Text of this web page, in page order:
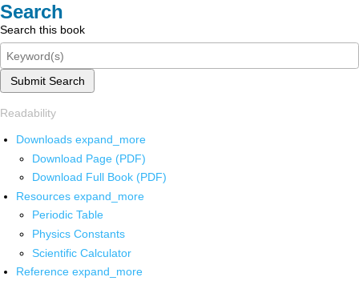
Search
Search this book
Submit Search
Readability
Downloads expand_more
Download Page (PDF)
Download Full Book (PDF)
Resources expand_more
Periodic Table
Physics Constants
Scientific Calculator
Reference expand_more